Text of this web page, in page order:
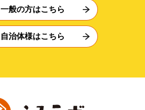
一般の方はこちら
自治体様はこちら